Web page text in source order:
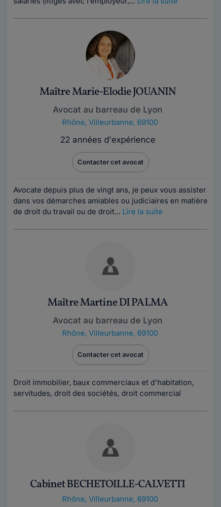
Maître Marie-Elodie JOUANIN
Avocat au barreau de Lyon
Rhône, Villeurbanne, 69100
22 années d'expérience
Contacter cet avocat
Avocate depuis plus de vingt ans, je peux vous assister
dans vos démarches amiables ou judiciaires en matière
de droit du travail ou de droit... Lire la suite
Maître Martine DI PALMA
Avocat au barreau de Lyon
Rhône, Villeurbanne, 69100
Contacter cet avocat
Droit immobilier, baux commerciaux et d'habitation,
servitudes, droit des sociétés, droit commercial
Cabinet BECHETOILLE-CALVETTI
Rhône, Villeurbanne, 69100